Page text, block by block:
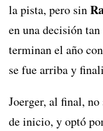
la pista, pero sin
en una decisión
terminan el año
se fue arriba y
Joerger, al final,
de inicio, y optó